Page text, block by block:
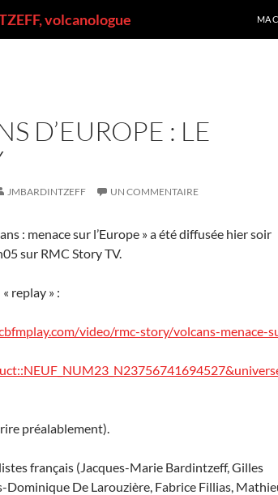
volcanologue
MA
D’EUROPE : LE
JMBARDINTZEFF UN COMMENTAIRE
: menace sur l’Europe » a été diffusée hier soir
sur RMC Story TV.
replay » :
video/rmc-story/volcans-menace-
préalablement).
français (Jacques-Marie Bardintzeff, Gilles
Dominique De Larouzière, Fabrice Fillias,